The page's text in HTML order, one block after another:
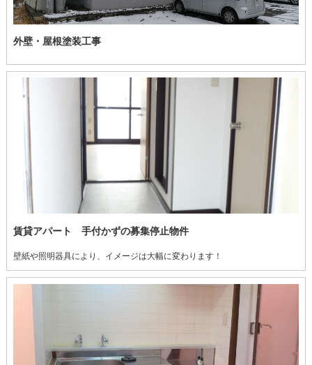
外壁・屋根塗装工事
賃貸アパート 手付かずの募集停止物件
壁紙や照明器具により、イメージは大幅に変わります！